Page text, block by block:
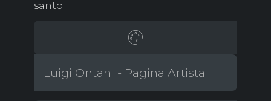
santo.
Luigi Ontani - Pagina Artista